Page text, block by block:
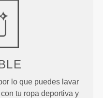
lo que puedes lavar
tu ropa deportiva y